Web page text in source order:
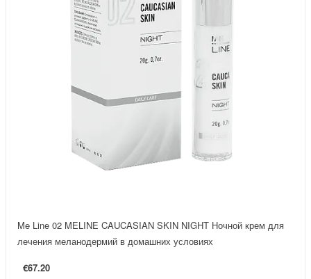
Me Line 02 MELINE CAUCASIAN SKIN NIGHT Ночной крем для
лечения меланодермий в домашних условиях
€67.20